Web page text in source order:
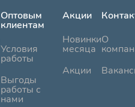
Оптовым
клиентам
Условия
работы
Выгоды
работы с
нами
Акции
Новинки
месяца
Акции
О